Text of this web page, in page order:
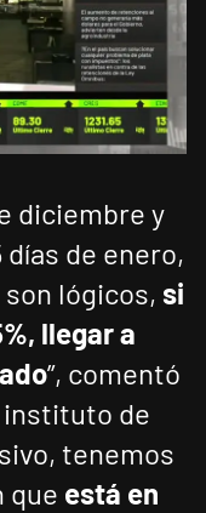
diciembre y
de enero,
lógicos, si
llegar a
”, comentó
instituto de
tenemos
que está en